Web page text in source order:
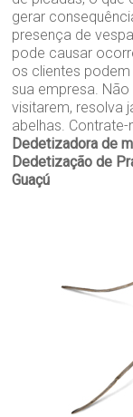
gerar
presença de
pode causar
os clientes
sua empresa.
visitarem, resolva
abelhas.
Dedetizadora de
Dedetização de
Guaçú